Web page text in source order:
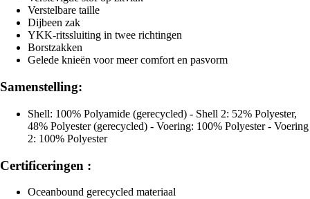
Verstelbare taille
Dijbeen zak
YKK-ritssluiting in twee richtingen
Borstzakken
Gelede knieën voor meer comfort en pasvorm
Samenstelling:
Shell: 100% Polyamide (gerecycled) - Shell 2: 52% Polyester,
48% Polyester (gerecycled) - Voering: 100% Polyester - Voering
2: 100% Polyester
Certificeringen :
Oceanbound gerecycled materiaal